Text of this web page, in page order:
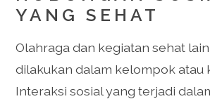
YANG SEHAT
Olahraga dan kegiatan sehat
dilakukan dalam kelompok atau
Interaksi sosial yang terjadi